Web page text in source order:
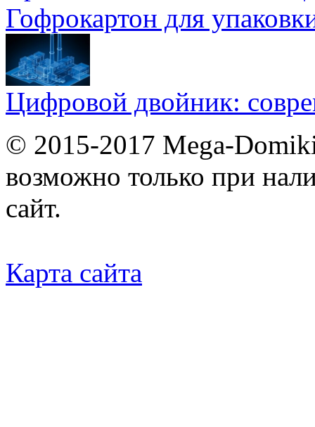
Гофрокартон для
Цифровой двойник:
© 2015-2017 Mega-
возможно только при
сайт.
Карта сайта